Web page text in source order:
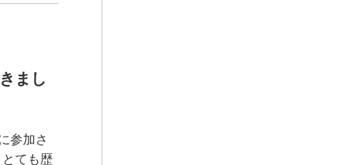
まし
参加さ
ても歴